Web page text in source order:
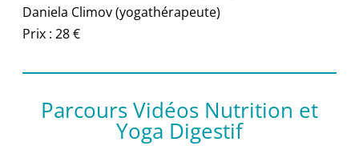
Daniela Climov (yogathérapeute)
Prix : 28 €
Parcours Vidéos Nutrition et
Yoga Digestif